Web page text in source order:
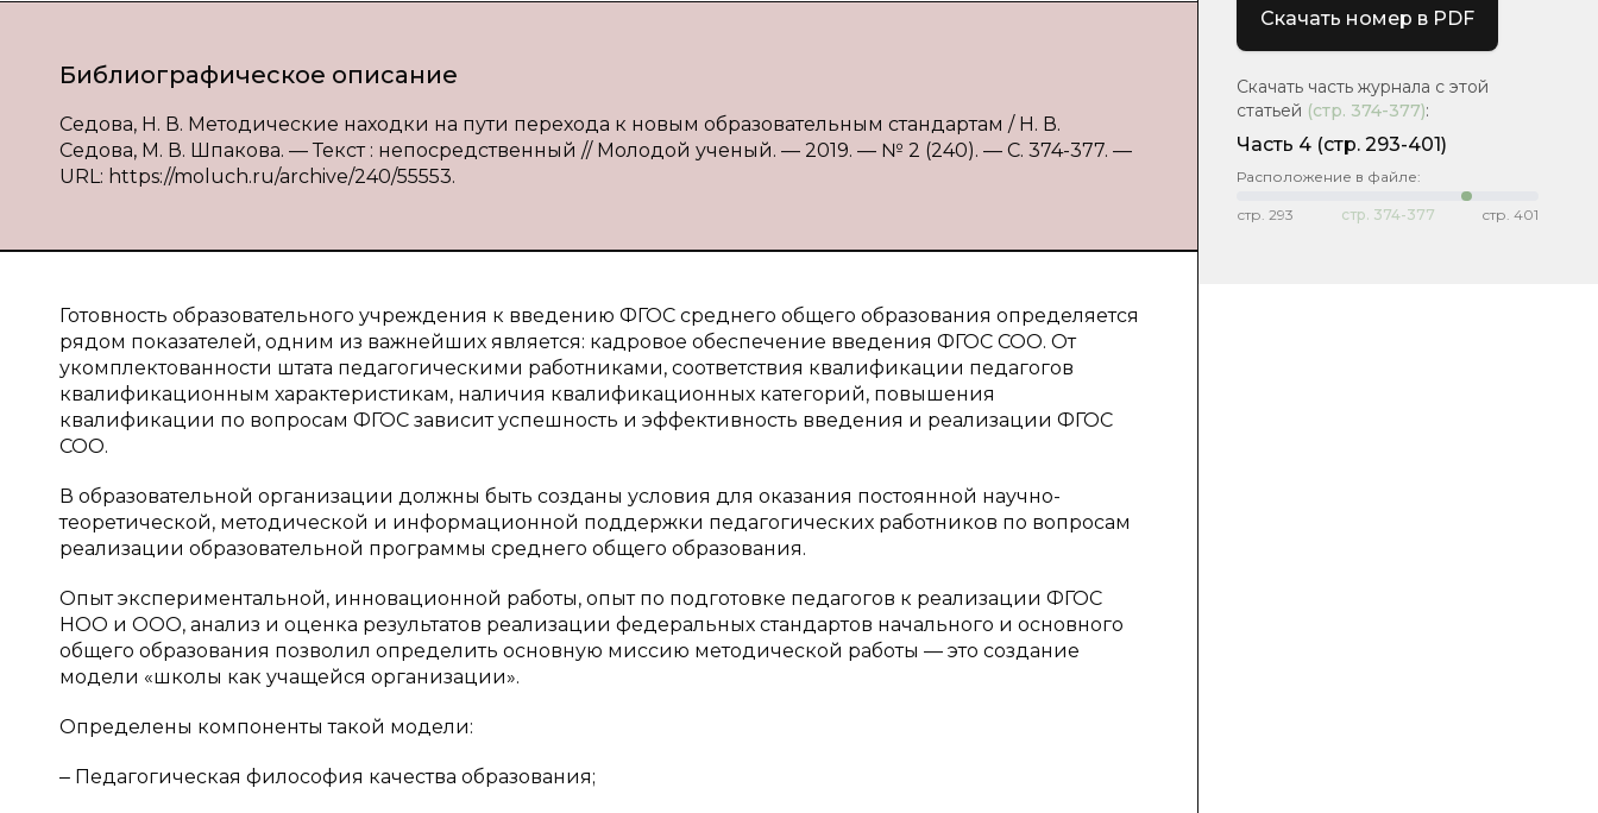
Библиографическое описание
Седова, Н. В. Методические находки на пути перехода к новым образовательным стандартам / Н. В.
Седова, М. В. Шпакова. — Текст : непосредственный // Молодой ученый. — 2019. — № 2 (240). — С. 374-377. —
URL: https://moluch.ru/archive/240/55553.
Готовность образовательного учреждения к введению ФГОС среднего общего образования определяется
рядом показателей, одним из важнейших является: кадровое обеспечение введения ФГОС СОО. От
укомплектованности штата педагогическими работниками, соответствия квалификации педагогов
квалификационным характеристикам, наличия квалификационных категорий, повышения
квалификации по вопросам ФГОС зависит успешность и эффективность введения и реализации ФГОС
СОО.
В образовательной организации должны быть созданы условия для оказания постоянной научно-
теоретической, методической и информационной поддержки педагогических работников по вопросам
реализации образовательной программы среднего общего образования.
Опыт экспериментальной, инновационной работы, опыт по подготовке педагогов к реализации ФГОС
НОО и ООО, анализ и оценка результатов реализации федеральных стандартов начального и основного
общего образования позволил определить основную миссию методической работы — это создание
модели «школы как учащейся организации».
Определены компоненты такой модели:
‒ Педагогическая философия качества образования;
Скачать номер в PDF
Скачать часть журнала с этой
статьей (стр. 374-377):
Часть 4 (стр. 293-401)
Расположение в файле:
стр. 293 стр. 374-377 стр. 401